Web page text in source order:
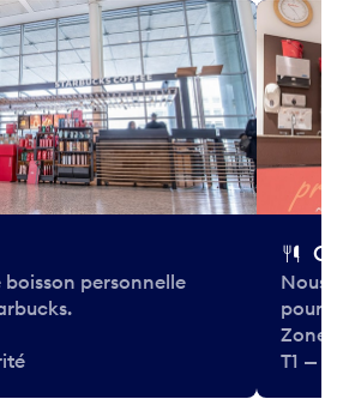
personnelle
Nous
pour
Zone.
T1 —